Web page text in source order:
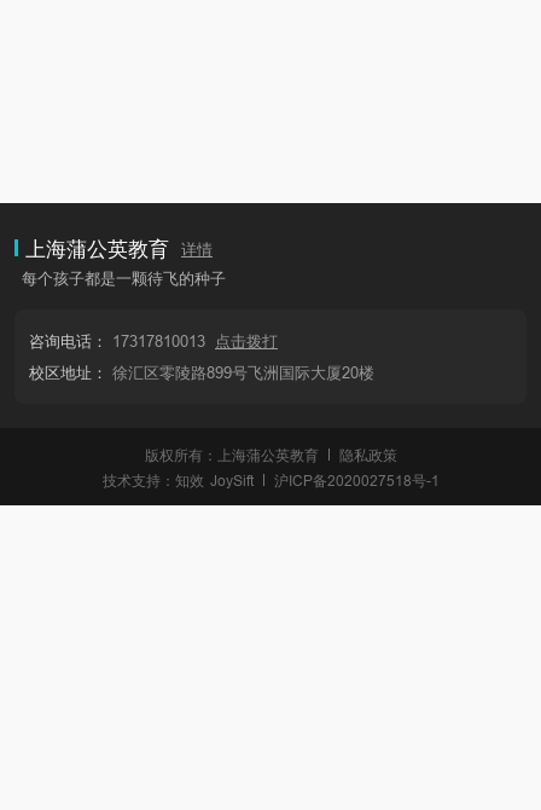
上海蒲公英教育
详情
每个孩子都是一颗待飞的种子
咨询电话： 17317810013
点击拨打
校区地址： 徐汇区零陵路899号飞洲国际大厦20楼
版权所有：上海蒲公英教育
隐私政策
技术支持： 知效 JoySift 沪ICP备2020027518号-1